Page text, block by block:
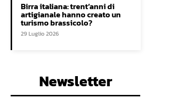
Birra italiana: trent’anni di
artigianale hanno creato un
turismo brassicolo?
29 Luglio 2026
Newsletter